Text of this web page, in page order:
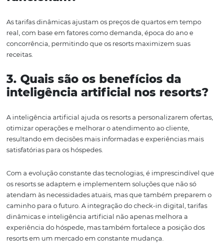
informados, os resorts que adotam essas tecnologias
melhor posicionados para atender às expectativas do
Isso significa que, além de oferecer acomodações
convenientes.
mas uma necessidade para os resorts que desejam se
em um mercado competitivo. A Omnibees, por
na vanguarda dessa transformação, oferecendo
automação e inteligência que capacitam os resorts a
Por fim, a adoção de tecnologias como essas não
benefícios financeiros, mas também contribui para
operação mais sustentável e responsável. Ao adotar
reduzem o desperdício e otimizam recursos, os resorts